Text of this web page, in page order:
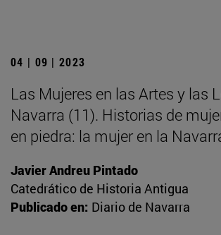
04 | 09 | 2023
Las Mujeres en las Artes y las
Navarra (11). Historias de
en piedra: la mujer en la
Javier Andreu Pintado
Catedrático de Historia Antigua
Publicado en: Diario de Navarra